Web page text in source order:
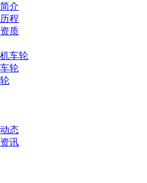
介
程
质
车轮
轮
态
讯